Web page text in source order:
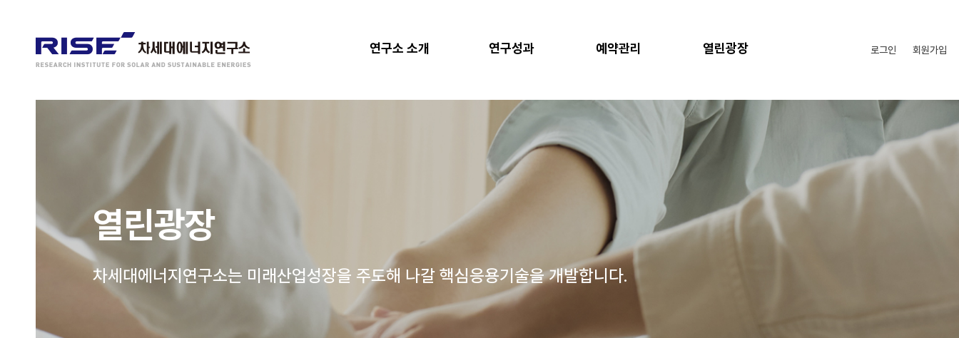
연구소 소개 연구성과 예약관리 열린광장 로그인 회원가입
열린광장
차세대에너지연구소는 미래산업성장을 주도해 나갈 핵심응용기술을 개발합니다.